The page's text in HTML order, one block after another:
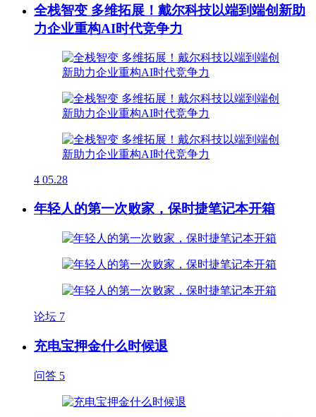
全栈智变 多维拓展！戴尔科技以端到端创新助
力企业重构AI时代竞争力
4 05.28
年轻人的第一次败家，保时捷笔记本开箱
论坛 7
充电宝押金什么时候退
问答 5